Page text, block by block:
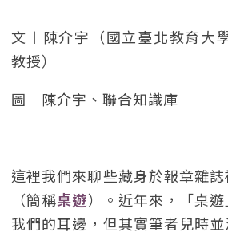
文︱陳介宇（國立臺北教育大
教授）
圖︱陳介宇、聯合知識庫
這裡我們來聊些藏身於報章雜
（簡稱桌遊）。近年來，「桌
我們的耳邊，但其實筆者兒時並